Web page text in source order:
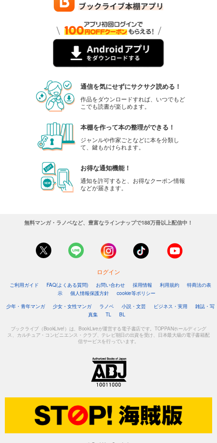
通信を気にせずにサクサク読める！
作品をダウンロードすれば、いつでもど
こでも読書が楽しめます。
本棚を作って本の整理ができる！
ジャンルや作家ごとなどに本を分類し
て、鍵もかけられます。
お得な通知機能！
通知を許可すると、お得なクーポン情報
などが届きます。
無料マンガ・ラノベなど、豊富なラインナップで188万冊以上配信中！
ログイン
ご利用ガイド FAQ(よくある質問) お問い合わせ 採用情報 利用規約
特商法の表
示
個人情報保護方針
cookie等ポリシー
少年・青年マンガ
少女・女性マンガ ラノベ 小説・文芸 ビジネス・実用
雑誌・写
真集
TL BL
ブックライブ（BookLive!）は、BookLiveが運営する電子書店です。TOPPANホールディング
ス、カルチュア・コンビニエンス・クラブ、テレビ朝日の出資を受け、日本最大級の電子書籍配
信サービスを行っています。